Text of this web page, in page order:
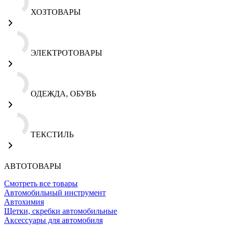
ХОЗТОВАРЫ
ЭЛЕКТРОТОВАРЫ
ОДЕЖДА, ОБУВЬ
ТЕКСТИЛЬ
АВТОТОВАРЫ
Смотреть все товары
Автомобильный инструмент
Автохимия
Щетки, скребки автомобильные
Аксессуары для автомобиля